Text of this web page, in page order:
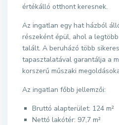
értékálló otthont keresnek.
Az ingatlan egy hat házból
részeként épül, ahol a
talált. A beruházó több
tapasztalatával garantálja a
korszerű műszaki
Az ingatlan főbb jellemzői:
Bruttó alapterület: 124 m²
Nettó lakótér: 97,7 m²